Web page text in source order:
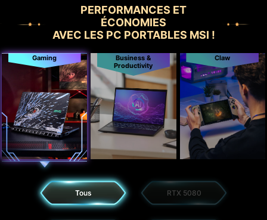
PERFORMANCES ET
ÉCONOMIES
AVEC LES PC PORTABLES MSI !
Gaming
Business &
Productivity
Claw
Tous RTX 5080